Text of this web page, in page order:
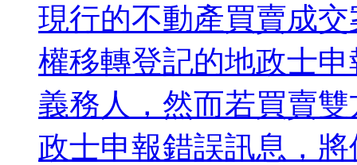
現行的不動產買賣成
權移轉登記的地政士
義務人，然而若買賣
政士申報錯誤訊息，